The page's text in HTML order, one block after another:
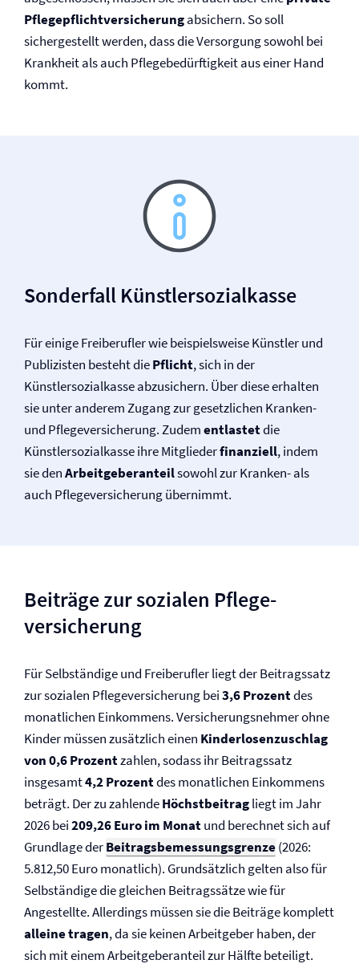
Pflegepflicht­versicherungabsichern. So soll
sichergestellt werden, dass die Versorgung sowohl bei
Krankheit als auch Pflegebedürftigkeit aus einer Hand
kommt.
Sonderfall Künstlersozialkasse
Für einige Freiberufler wie beispielsweise Künstler und
Publizisten besteht diePflicht, sich in der
Künstlersozialkasse abzusichern. Über diese erhalten
sie unter anderem Zugang zur gesetzlichen Kranken-
und Pflege­versicherung. Zudementlastetdie
Künstlersozialkasse ihre Mitgliederfinanziell, indem
sie denArbeitgeberanteilsowohl zur Kranken- als
auch Pflege­versicherung übernimmt.
Beiträge zur sozialen Pflege­
versicherung
Für Selbständige und Freiberufler liegt der Beitragssatz
zur sozialen Pflege­versicherung bei3,6 Prozentdes
monatlichen Einkommens. Versicherungsnehmer ohne
Kinder müssen zusätzlich einen Kinderlosenzuschlag
von 0,6 Prozentzahlen, sodass ihr Beitragssatz
insgesamt4,2 Prozentdes monatlichen Einkommens
beträgt. Der zu zahlendeHöchstbeitragliegt im Jahr
2026 bei209,26 Euro im Monatund berechnet sich auf
Grundlage derBeitragsbemessungsgrenze(2026:
5.812,50 Euro monatlich). Grundsätzlich gelten also für
Selbständige die gleichen Beitragssätze wie für
Angestellte. Allerdings müssen sie die Beiträge komplett
alleine tragen, da sie keinen Arbeitgeber haben, der
sich mit einem Arbeitgeberanteil zur Hälfte beteiligt.